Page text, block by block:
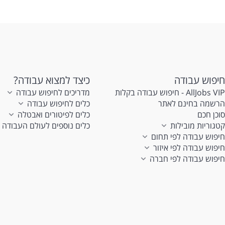
חיפוש עבודה
AllJobs VIP - חיפוש עבודה בקלות
הרשמה בחינם לאתר
סוכן חכם
קטגוריות מובילות
חיפוש עבודה לפי תחום
חיפוש עבודה לפי איזור
חיפוש עבודה לפי חברה
כיצד למצוא עבודה?
מדריכים לחיפוש עבודה
כלים לחיפוש עבודה
כלים לפיטורים ואבטלה
כלים נוספים לעולם העבודה